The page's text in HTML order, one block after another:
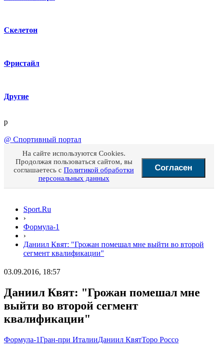
Скелетон
Фристайл
Другие
p
@ Спортивный портал
На сайте используются Cookies.
Продолжая пользоваться сайтом, вы
соглашаетесь с Политикой обработки
персональных данных
Согласен
Sport.Ru
›
Формула-1
›
Даниил Квят: "Грожан помешал мне выйти во второй
сегмент квалификации"
03.09.2016, 18:57
Даниил Квят: "Грожан помешал мне
выйти во второй сегмент
квалификации"
Формула-1Гран-при ИталииДаниил КвятТоро Россо